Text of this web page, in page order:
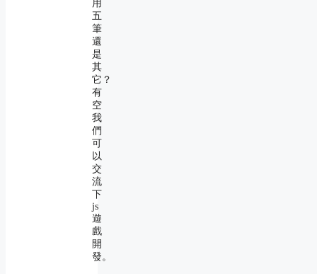
用
五
筆
還
是
其
它？
有
空
我
們
可
以
交
流
下
js
遊
戲
開
發。